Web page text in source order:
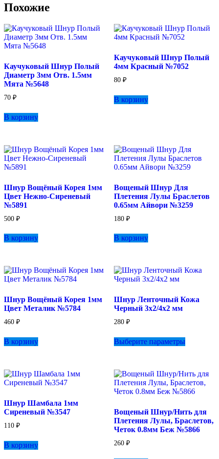
Похожие
Каучуковый Шнур Полый
Диаметр 3мм Отв. 1.5мм
Мята №5648
70 ₽
В корзину
Каучуковый Шнур Полый
4мм Красный №7052
80 ₽
В корзину
Шнур Вощёный Корея 1мм
Цвет Нежно-Сиреневый
№5891
500 ₽
В корзину
Вощеный Шнур Для
Плетения Лулы Браслетов
0.65мм Айвори №3259
180 ₽
В корзину
Шнур Вощёный Корея 1мм
Цвет Металик №5784
460 ₽
В корзину
Шнур Ленточный Кожа
Черный 3х2/4х2 мм
280 ₽
Выберите параметрытовар
Опции
можно
выбрать
странице
товара.
Шнур Шамбала 1мм
Сиреневый №3547
110 ₽
В корзину
Вощеный Шнур/Нить для
Плетения Лулы, Браслетов,
Четок 0.8мм Беж №5866
260 ₽